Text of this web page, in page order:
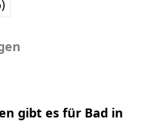
gibt es für Bad in